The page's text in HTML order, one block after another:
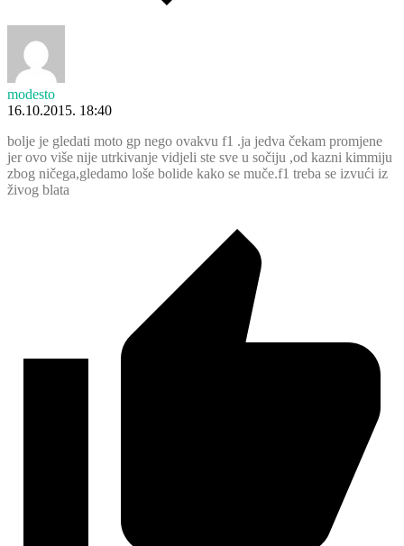
modesto
16.10.2015. 18:40
bolje je gledati moto gp nego ovakvu f1 .ja jedva čekam promjene
jer ovo više nije utrkivanje vidjeli ste sve u sočiju ,od kazni kimmiju
zbog ničega,gledamo loše bolide kako se muče.f1 treba se izvući iz
živog blata